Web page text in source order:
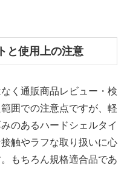
と使用上の注意
く通販商品レビュー・検
囲での注意点ですが、軽
のあるハードシェルタイ
触やラフな取り扱いに心
もちろん規格適合品であ